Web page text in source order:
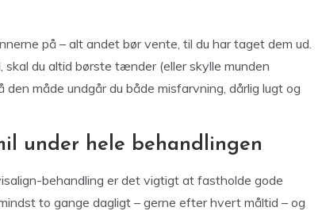
på – alt andet bør vente, til du har taget dem ud.
du altid børste tænder (eller skylle munden
måde undgår du både misfarvning, dårlig lugt og
under hele behandlingen
behandling er det vigtigt at fastholde gode
to gange dagligt – gerne efter hvert måltid – og